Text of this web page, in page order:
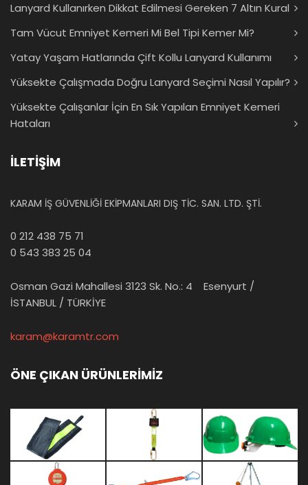
Lanyard Kullanırken Dikkat Edilmesi Gereken 7 Altın Kural
Tam Vücut Emniyet Kemeri Mi Bel Tipi Kemer Mi?
Yatay Yaşam Hatlarında Çift Kollu Lanyard Kullanımı
Yüksekte Çalışmada Doğru Lanyard Seçimi Nasıl Yapılır?
Yüksekte Çalışanlar İçin En Sık Yapılan Emniyet Kemeri
Hataları
İLETİŞİM
KARAM İŞ GÜVENLİĞİ EKİPMANLARI DIŞ TİC. SAN. LTD. ŞTİ.
0 212 438 75 71
0 543 383 25 04
Osman Gazi Mahallesi 3123 Sk. No.: 4 Esenyurt /
İSTANBUL / TÜRKİYE
karam@karamtr.com
ÖNE ÇIKAN ÜRÜNLERİMİZ